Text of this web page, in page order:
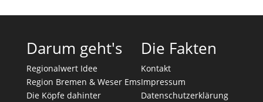
Darum geht's
Regionalwert Idee
Region Bremen & Weser Ems
Die Köpfe dahinter
Die Fakten
Kontakt
Impressum
Datenschutzerklärung